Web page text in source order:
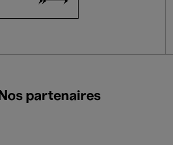
Nos partenaires